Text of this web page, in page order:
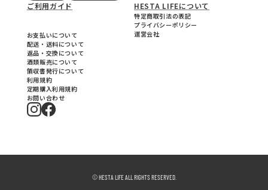
ご利用ガイド
お支払いについて
配送・送料について
返品・交換について
酒類販売について
領収書発行について
利用規約
定期購入利用規約
お問い合わせ
HESTA LIFEについて
特定商取引法の表記
プライバシーポリシー
運営会社
© HESTA LIFE ALL RIGHTS RESERVED.